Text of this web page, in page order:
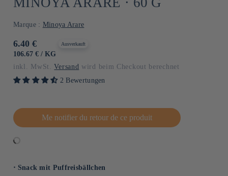
Marque : Minoya Arare
Normaler
Preis
6.40 €
GRUNDPREIS
106.67 € / PRO
KG
Ausverkauft
inkl. MwSt.Versand wird beim Checkout berechnet
2 Bewertungen
Me notifier du retour de ce produit
⋅ Snack mit Puffreisbällchen